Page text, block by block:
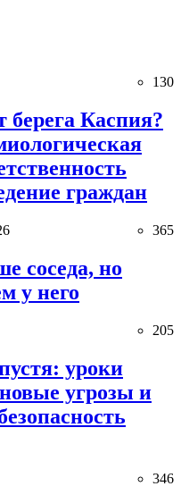
130
берега Каспия?
граждан
365
соседа, но
у него
205
уроки
угрозы и
346